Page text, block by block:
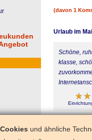
(davon 1
Urlaub im
Schöne,
klasse,
und ähnliche